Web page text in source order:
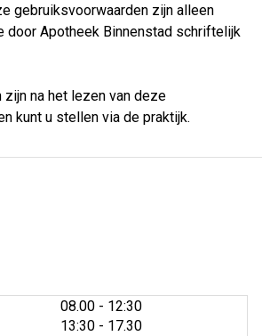
gebruiksvoorwaarden zijn alleen
door Apotheek Binnenstad schriftelijk
zijn na het lezen van deze
kunt u stellen via de praktijk.
08.00 tot
- 12:30
13:30 tot
- 17.30